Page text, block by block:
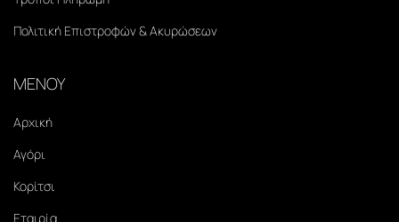
Πολιτική Επιστροφών & Ακυρώσεων
ΜΕΝΟΥ
Αρχική
Αγόρι
Κορίτσι
Εταιρία